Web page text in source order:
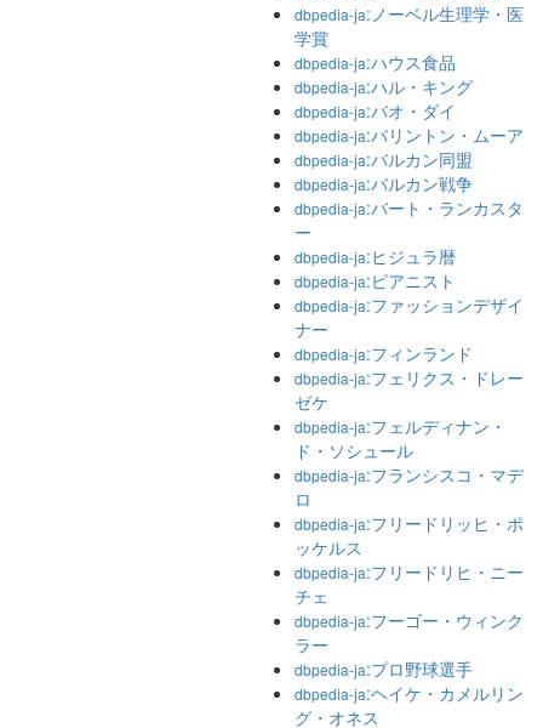
dbpedia-ja:ノーベル生理学・医
学賞
dbpedia-ja:ハウス食品
dbpedia-ja:ハル・キング
dbpedia-ja:バオ・ダイ
dbpedia-ja:バリントン・ムーア
dbpedia-ja:バルカン同盟
dbpedia-ja:バルカン戦争
dbpedia-ja:バート・ランカスタ
ー
dbpedia-ja:ヒジュラ暦
dbpedia-ja:ピアニスト
dbpedia-ja:ファッションデザイ
ナー
dbpedia-ja:フィンランド
dbpedia-ja:フェリクス・ドレー
ゼケ
dbpedia-ja:フェルディナン・
ド・ソシュール
dbpedia-ja:フランシスコ・マデ
ロ
dbpedia-ja:フリードリッヒ・ポ
ッケルス
dbpedia-ja:フリードリヒ・ニー
チェ
dbpedia-ja:フーゴー・ウィンク
ラー
dbpedia-ja:プロ野球選手
dbpedia-ja:ヘイケ・カメルリン
グ・オネス